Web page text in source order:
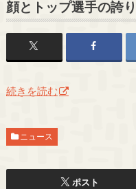
顔とトップ選手の誇
続きを読む
ニュース
ポスト